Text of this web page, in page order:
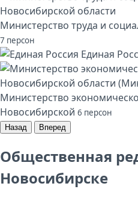
Министерство труда и
7 персон
Единая
Министерство
Новосибирской 6 персон
Назад Вперед
Общественная
Новосибирске